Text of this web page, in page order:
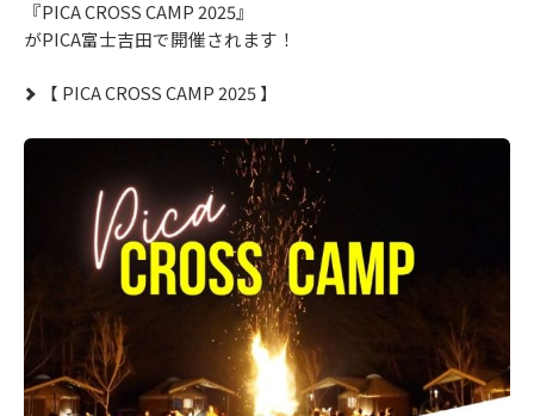
『PICA CROSS CAMP 2025』
がPICA富士吉田で開催されます！
【 PICA CROSS CAMP 2025 】